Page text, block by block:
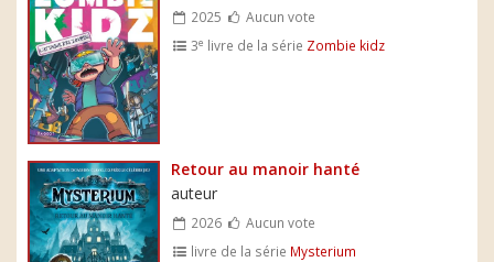
2025
Aucun vote
3e livre de la série Zombie kidz
Retour au manoir hanté
auteur
2026
Aucun vote
livre de la série Mysterium